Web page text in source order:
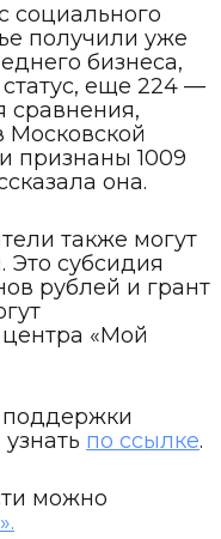
социального
получили уже
бизнеса,
еще 224 —
сравнения,
Московской
признаны 1009
она.
также могут
субсидия
рублей и грант
центра «Мой
поддержки
по ссылке.
можно